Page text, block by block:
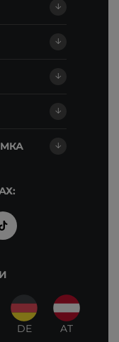
DE AT